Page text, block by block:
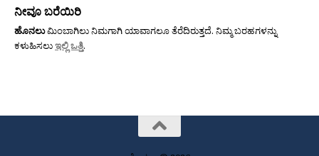
ನೀವೂ ಬರೆಯಿರಿ
ಹೊನಲುಮಿಂಬಾಗಿಲು ನಿಮಗಾಗಿ ಯಾವಾಗಲೂ ತೆರೆದಿರುತ್ತದೆ. ನಿಮ್ಮ ಬರಹಗಳನ್ನು
ಕಳುಹಿಸಲುಇಲ್ಲಿ ಒತ್ತಿ.